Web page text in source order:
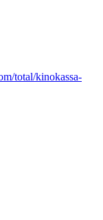
total/kinokassa-